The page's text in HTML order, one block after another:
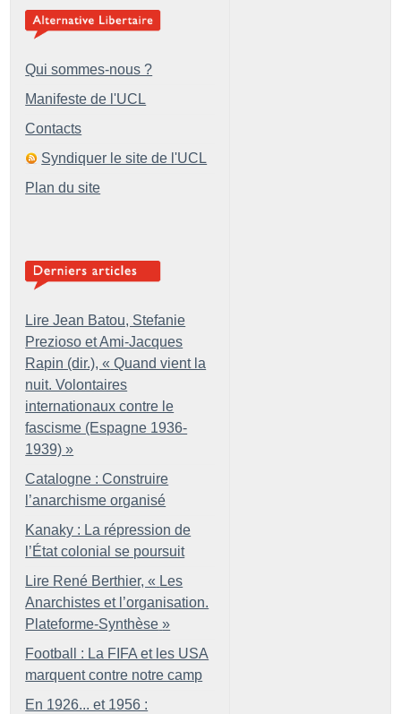
Qui sommes-nous ?
Manifeste de l'UCL
Contacts
Syndiquer le site de l'UCL
Plan du site
Lire Jean Batou, Stefanie
Prezioso et Ami-Jacques
Rapin (dir.), « Quand vient la
nuit. Volontaires
internationaux contre le
fascisme (Espagne 1936-
1939) »
Catalogne : Construire
l’anarchisme organisé
Kanaky : La répression de
l’État colonial se poursuit
Lire René Berthier, « Les
Anarchistes et l’organisation.
Plateforme-Synthèse »
Football : La FIFA et les USA
marquent contre notre camp
En 1926... et 1956 :